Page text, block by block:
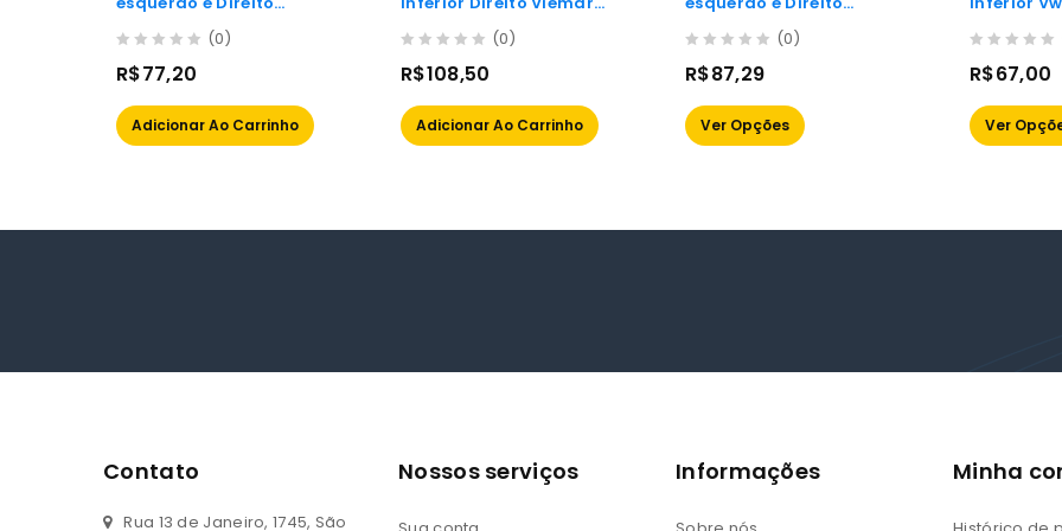
Viemar Para Fiat Palio
out
5
(0)
R$77,20
Adicionar Ao Carrinho
Para Parati, Voyage e
out
5
(0)
R$108,50
Adicionar Ao Carrinho
Viemar Para Gm Corsa
out
5
(0)
R$87,29
Ver Opções
out
5
R$67,00
Ver
Contato
Rua 13 de Janeiro, 1745, São
Nossos serviços Informações Minha